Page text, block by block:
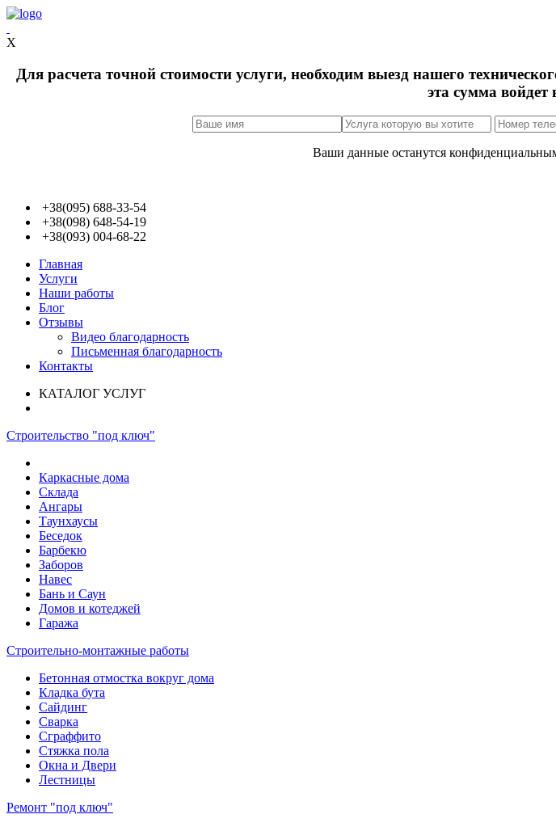
X
Для расчета точной стоимости услуги, необходим выезд нашего
эта сумма
Ваши данные останутся
+38(095) 688-33-54
+38(098) 648-54-19
+38(093) 004-68-22
Главная
Услуги
Наши работы
Блог
Отзывы
Видео благодарность
Письменная благодарность
Контакты
КАТАЛОГ УСЛУГ
Строительство "под ключ"
Каркасные дома
Склада
Ангары
Таунхаусы
Беседок
Барбекю
Заборов
Навес
Бань и Саун
Домов и котеджей
Гаража
Строительно-монтажные работы
Бетонная отмостка вокруг дома
Кладка бута
Сайдинг
Сварка
Сграффито
Стяжка пола
Окна и Двери
Лестницы
Ремонт "под ключ"